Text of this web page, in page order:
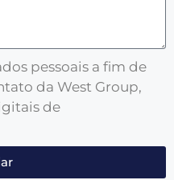
pessoais a fim de
da West Group,
de